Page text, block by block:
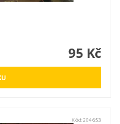
95 Kč
Kód: 204653